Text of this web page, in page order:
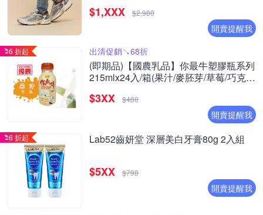
(Y購/網路獨家)
$1,XXX $2,980
開賣提醒我
6 折起 出清促銷↘68折
(即期品)【國農乳品】你最牛塑膠瓶系列
215mlx24入/箱(果汁/麥胚芽/草莓/巧克力
$3XX $480
開賣提醒我
6 折起 Lab52齒妍堂 深層美白牙膏80g 2入組
$5XX $798
開賣提醒我